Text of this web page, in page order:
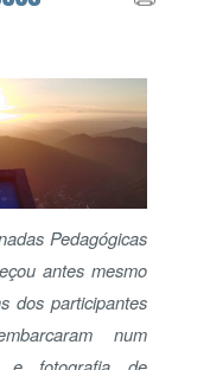
mesmo
num
de
O
Projeto
da